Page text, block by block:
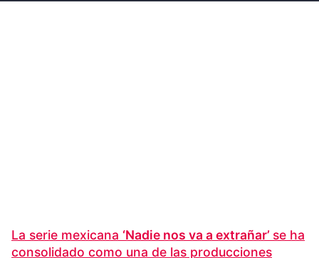
La serie mexicana ‘Nadie nos va a extrañar’ se ha
consolidado como una de las producciones